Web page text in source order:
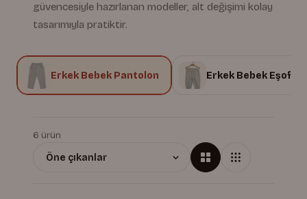
güvencesiyle hazırlanan modeller, alt değişimi kolay
tasarımıyla pratiktir.
Erkek Bebek Pantolon Erkek Bebek
6 ürün